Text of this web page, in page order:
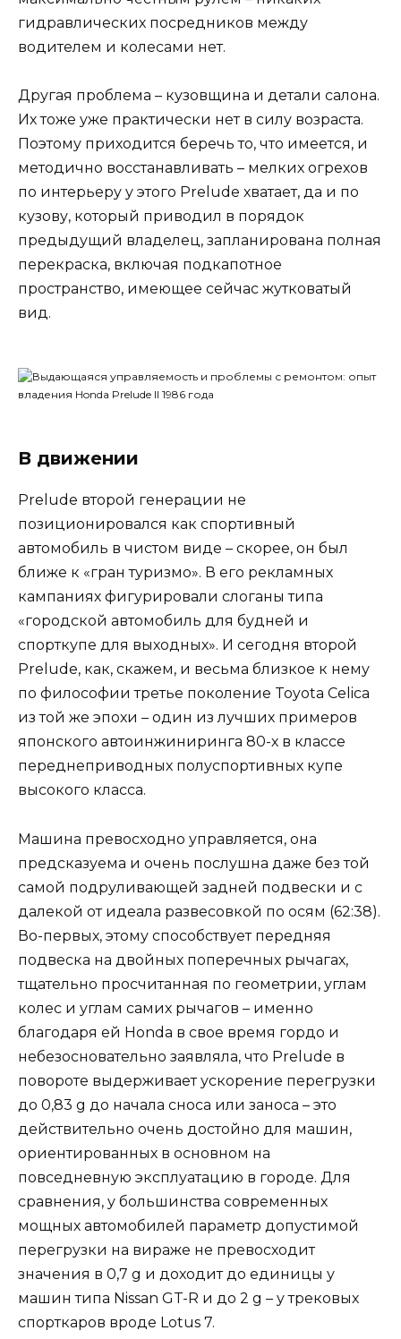
гидравлических посредников между
водителем и колесами нет.
Другая проблема – кузовщина и детали салона.
Их тоже уже практически нет в силу возраста.
Поэтому приходится беречь то, что имеется, и
методично восстанавливать – мелких огрехов
по интерьеру у этого Prelude хватает, да и по
кузову, который приводил в порядок
предыдущий владелец, запланирована полная
перекраска, включая подкапотное
пространство, имеющее сейчас жутковатый
вид.
В движении
Prelude второй генерации не
позиционировался как спортивный
автомобиль в чистом виде – скорее, он был
ближе к «гран туризмо». В его рекламных
кампаниях фигурировали слоганы типа
«городской автомобиль для будней и
спорткупе для выходных». И сегодня второй
Prelude, как, скажем, и весьма близкое к нему
по философии третье поколение Toyota Celica
из той же эпохи – один из лучших примеров
японского автоинжиниринга 80-х в классе
переднеприводных полуспортивных купе
высокого класса.
Машина превосходно управляется, она
предсказуема и очень послушна даже без той
самой подруливающей задней подвески и с
далекой от идеала развесовкой по осям (62:38).
Во-первых, этому способствует передняя
подвеска на двойных поперечных рычагах,
тщательно просчитанная по геометрии, углам
колес и углам самих рычагов – именно
благодаря ей Honda в свое время гордо и
небезосновательно заявляла, что Prelude в
повороте выдерживает ускорение перегрузки
до 0,83 g до начала сноса или заноса – это
действительно очень достойно для машин,
ориентированных в основном на
повседневную эксплуатацию в городе. Для
сравнения, у большинства современных
мощных автомобилей параметр допустимой
перегрузки на вираже не превосходит
значения в 0,7 g и доходит до единицы у
машин типа Nissan GT-R и до 2 g – у трековых
спорткаров вроде Lotus 7.